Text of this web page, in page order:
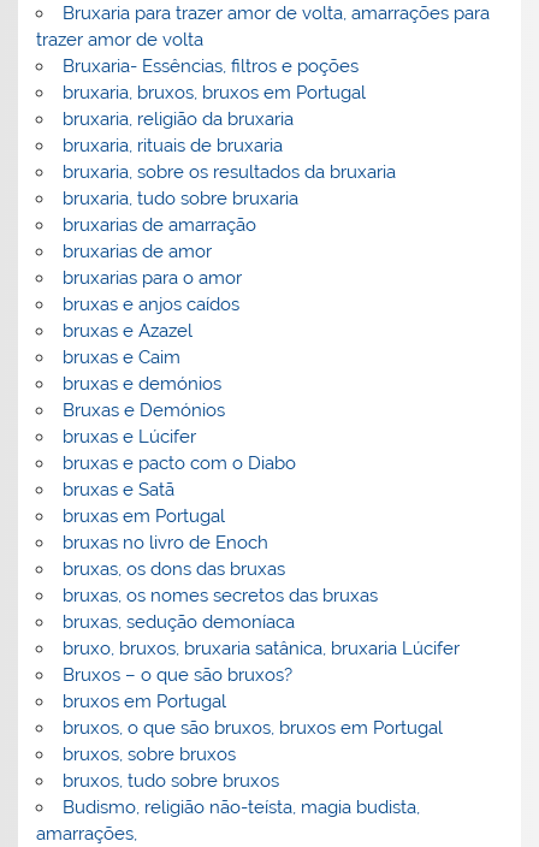
Bruxaria para trazer amor de volta, amarrações para
trazer amor de volta
Bruxaria- Essências, filtros e poções
bruxaria, bruxos, bruxos em Portugal
bruxaria, religião da bruxaria
bruxaria, rituais de bruxaria
bruxaria, sobre os resultados da bruxaria
bruxaria, tudo sobre bruxaria
bruxarias de amarração
bruxarias de amor
bruxarias para o amor
bruxas e anjos caídos
bruxas e Azazel
bruxas e Caim
bruxas e demónios
Bruxas e Demónios
bruxas e Lúcifer
bruxas e pacto com o Diabo
bruxas e Satã
bruxas em Portugal
bruxas no livro de Enoch
bruxas, os dons das bruxas
bruxas, os nomes secretos das bruxas
bruxas, sedução demoníaca
bruxo, bruxos, bruxaria satânica, bruxaria Lúcifer
Bruxos – o que são bruxos?
bruxos em Portugal
bruxos, o que são bruxos, bruxos em Portugal
bruxos, sobre bruxos
bruxos, tudo sobre bruxos
Budismo, religião não-teísta, magia budista,
amarrações,